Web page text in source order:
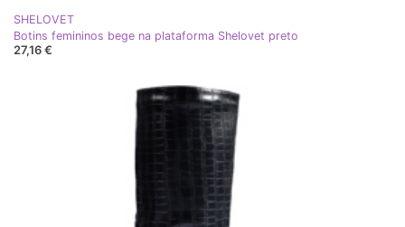
SHELOVET
Botins femininos bege na plataforma Shelovet preto
27,16 €